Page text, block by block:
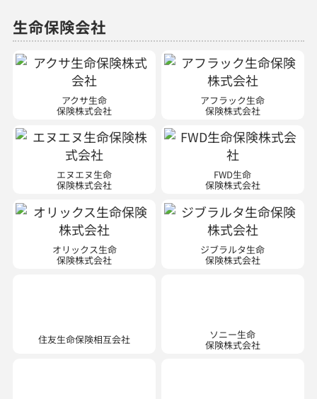
生命保険会社
アクサ生命
保険株式会社
アフラック生命
保険株式会社
エヌエヌ生命
保険株式会社
FWD生命
保険株式会社
オリックス生命
保険株式会社
ジブラルタ生命
保険株式会社
保険株式会社